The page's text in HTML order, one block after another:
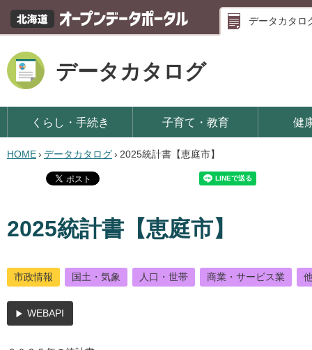
データカタロ
データカタログ
くらし・手続き 子育て・教育 健
HOME› データカタログ› 2025統計書【恵庭市】
2025統計書【恵庭市】
市政情報 国土・気象 人口・世帯 商業・サービス業
WEBAPI